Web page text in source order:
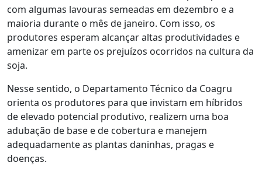
com algumas lavouras semeadas em dezembro e a
maioria durante o mês de janeiro. Com isso, os
produtores esperam alcançar altas produtividades e
amenizar em parte os prejuízos ocorridos na cultura da
soja.
Nesse sentido, o Departamento Técnico da Coagru
orienta os produtores para que invistam em híbridos
de elevado potencial produtivo, realizem uma boa
adubação de base e de cobertura e manejem
adequadamente as plantas daninhas, pragas e
doenças.